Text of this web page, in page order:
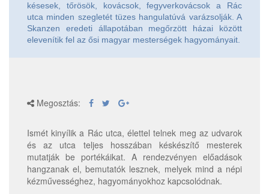
késesek, tőrösök, kovácsok, fegyverkovácsok a Rác
utca minden szegletét tüzes hangulatúvá varázsolják. A
Skanzen eredeti állapotában megőrzött házai között
elevenítik fel az ősi magyar mesterségek hagyományait.
Megosztás:
Ismét kinyílik a Rác utca, élettel telnek meg az udvarok
és az utca teljes hosszában késkészítő mesterek
mutatják be portékáikat. A rendezvényen előadások
hangzanak el, bemutatók lesznek, melyek mind a népi
kézművességhez, hagyományokhoz kapcsolódnak.